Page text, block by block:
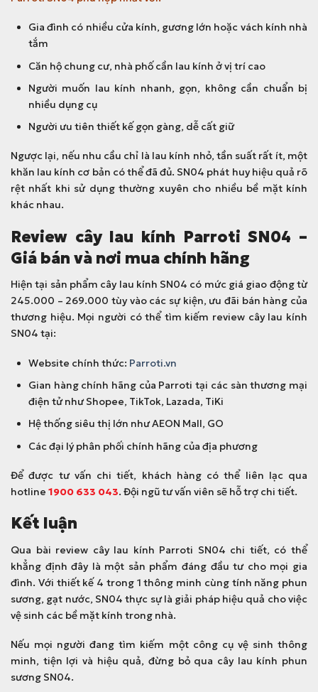
5
0
0
l
2
0
0
đ
.
Gia đình có nhiều cửa kính, gương lớn hoặc vách kính nhà
tắm
Căn hộ chung cư, nhà phố cần lau kính ở vị trí cao
Người muốn lau kính nhanh, gọn, không cần chuẩn bị
nhiều dụng cụ
Người ưu tiên thiết kế gọn gàng, dễ cất giữ
Ngược lại, nếu nhu cầu chỉ là lau kính nhỏ, tần suất rất ít, một
khăn lau kính cơ bản có thể đã đủ. SN04 phát huy hiệu quả rõ
rệt nhất khi sử dụng thường xuyên cho nhiều bề mặt kính
khác nhau.
Review cây lau kính Parroti SN04 –
Giá bán và nơi mua chính hãng
Hiện tại sản phẩm cây lau kính SN04 có mức giá giao động từ
245.000 – 269.000 tùy vào các sự kiện, ưu đãi bán hàng của
thương hiệu. Mọi người có thể tìm kiếm review cây lau kính
SN04 tại:
Website chính thức: Parroti.vn
Gian hàng chính hãng của Parroti tại các sàn thương mại
điện tử như Shopee, TikTok, Lazada, TiKi
Hệ thống siêu thị lớn như AEON Mall, GO
Các đại lý phân phối chính hãng của địa phương
Để được tư vấn chi tiết, khách hàng có thể liên lạc qua
hotline 1900 633 043. Đội ngũ tư vấn viên sẽ hỗ trợ chi tiết.
Kết luận
Qua bài review cây lau kính Parroti SN04 chi tiết, có thể
khẳng định đây là một sản phẩm đáng đầu tư cho mọi gia
đình. Với thiết kế 4 trong 1 thông minh cùng tính năng phun
sương, gạt nước, SN04 thực sự là giải pháp hiệu quả cho việc
vệ sinh các bề mặt kính trong nhà.
Nếu mọi người đang tìm kiếm một công cụ vệ sinh thông
minh, tiện lợi và hiệu quả, đừng bỏ qua cây lau kính phun
sương SN04.